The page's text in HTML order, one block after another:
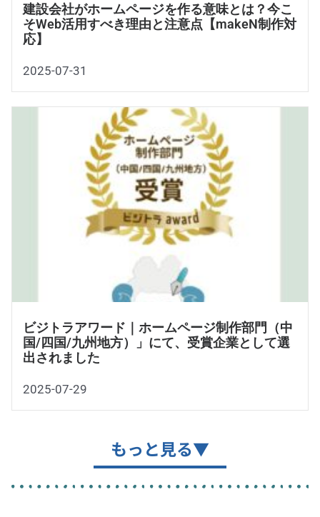
建設会社がホームページを作る意味とは？今こ
そWeb活用すべき理由と注意点【makeN制作対
応】
2025-07-31
ビジトラアワード｜ホームページ制作部門（中
国/四国/九州地方）」にて、受賞企業として選
出されました
2025-07-29
もっと見る▼